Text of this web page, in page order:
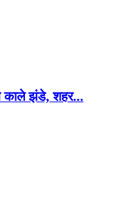
काले झंडे, शहर...